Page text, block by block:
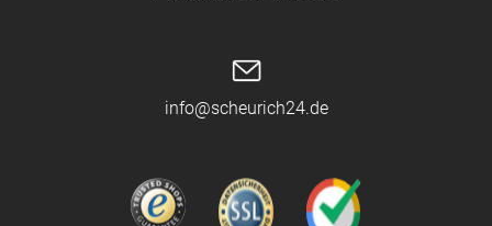
info@scheurich24.de